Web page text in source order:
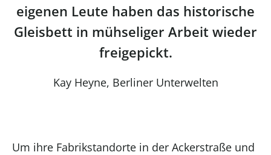
eigenen Leute haben das historische
Gleisbett in mühseliger Arbeit wieder
freigepickt.
Kay Heyne, Berliner Unterwelten
Um ihre Fabrikstandorte in der Ackerstraße und